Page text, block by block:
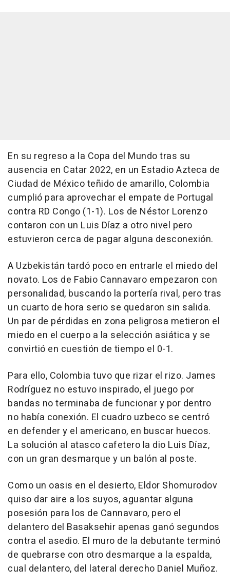
En su regreso a la Copa del Mundo tras su
ausencia en Catar 2022, en un Estadio Azteca de
Ciudad de México teñido de amarillo, Colombia
cumplió para aprovechar el empate de Portugal
contra RD Congo (1-1). Los de Néstor Lorenzo
contaron con un Luis Díaz a otro nivel pero
estuvieron cerca de pagar alguna desconexión.
A Uzbekistán tardó poco en entrarle el miedo del
novato. Los de Fabio Cannavaro empezaron con
personalidad, buscando la portería rival, pero tras
un cuarto de hora serio se quedaron sin salida.
Un par de pérdidas en zona peligrosa metieron el
miedo en el cuerpo a la selección asiática y se
convirtió en cuestión de tiempo el 0-1.
Para ello, Colombia tuvo que rizar el rizo. James
Rodríguez no estuvo inspirado, el juego por
bandas no terminaba de funcionar y por dentro
no había conexión. El cuadro uzbeco se centró
en defender y el americano, en buscar huecos.
La solución al atasco cafetero la dio Luis Díaz,
con un gran desmarque y un balón al poste.
Como un oasis en el desierto, Eldor Shomurodov
quiso dar aire a los suyos, aguantar alguna
posesión para los de Cannavaro, pero el
delantero del Basaksehir apenas ganó segundos
contra el asedio. El muro de la debutante terminó
de quebrarse con otro desmarque a la espalda,
cual delantero, del lateral derecho Daniel Muñoz.